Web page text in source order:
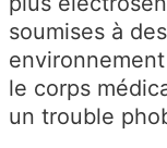
soumises à
le corps
un trouble